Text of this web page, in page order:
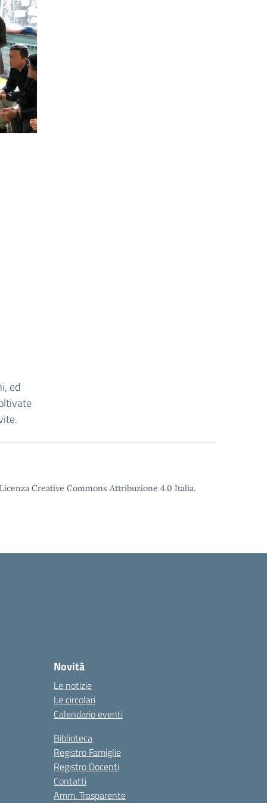
ed
Creative Commons Attribuzione 4.0 Italia.
Novità
Le notizie
Le circolari
Calendario eventi
Biblioteca
Registro Famiglie
Registro Docenti
Contatti
Amm. Trasparente